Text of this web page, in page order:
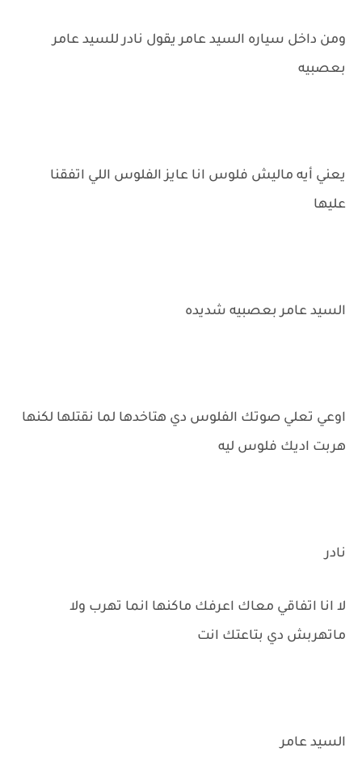
ومن داخل سياره السيد عامر يقول نادر للسيد عامر
بعصبيه
يعني أيه ماليش فلوس انا عايز الفلوس اللي اتفقنا
عليها
السيد عامر بعصبيه شديده
اوعي تعلي صوتك الفلوس دي هتاخدها لما نقتلها لكنها
هربت اديك فلوس ليه
نادر
لا انا اتفاقي معاك اعرفك ماكنها انما تهرب ولا
ماتهربش دي بتاعتك انت
السيد عامر